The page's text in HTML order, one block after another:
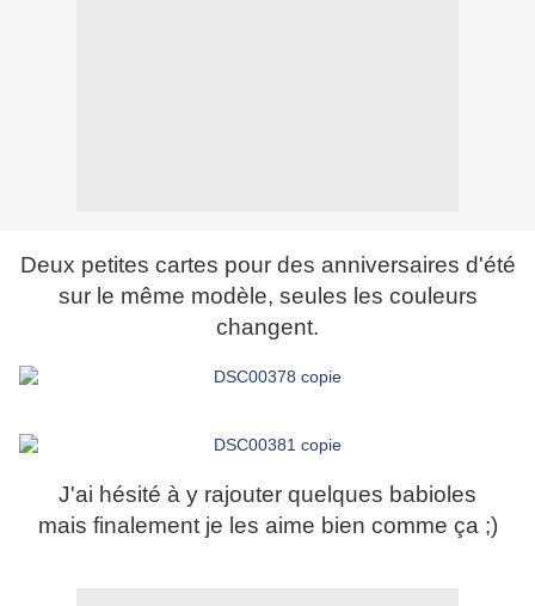
Deux petites cartes pour des anniversaires d'été
sur le même modèle, seules les couleurs
changent.
J'ai hésité à y rajouter quelques babioles
mais finalement je les aime bien comme ça ;)